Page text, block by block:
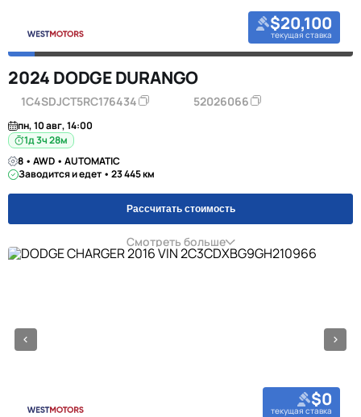
$20,100
текущая ставка
2024 DODGE DURANGO
1C4SDJCT5RC176434 52026066
пн, 10 авг, 14:00
1д 3ч 28м
8 • AWD • AUTOMATIC
Заводится и едет • 23 445 км
Рассчитать стоимость
Смотреть больше
$0
текущая ставка